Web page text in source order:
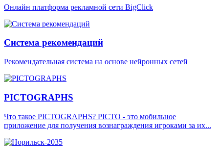
Онлайн платформа рекламной сети BigClick
Система рекомендаций
Рекомендательная система на основе нейронных сетей
PICTOGRAPHS
Что такое PICTOGRAPHS? PICTO - это мобильное
приложение для получения вознаграждения игроками за их...